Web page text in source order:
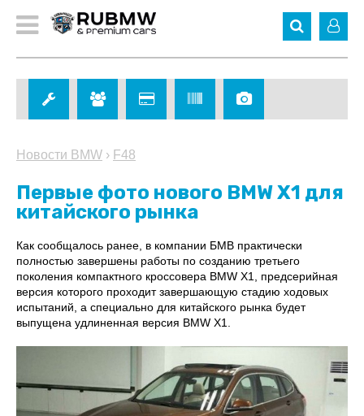
Новости BMW › F48
Первые фото нового BMW X1 для
китайского рынка
Как сообщалось ранее, в компании БМВ практически
полностью завершены работы по созданию третьего
поколения компактного кроссовера BMW X1, предсерийная
версия которого проходит завершающую стадию ходовых
испытаний, а специально для китайского рынка будет
выпущена удлиненная версия BMW X1.